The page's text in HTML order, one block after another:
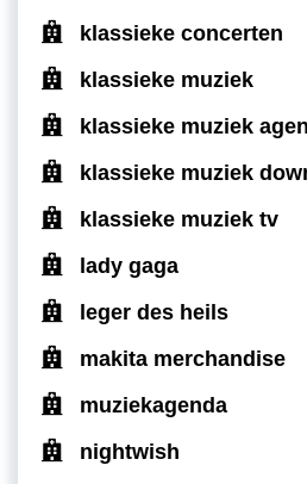
klassieke concerten
klassieke muziek
klassieke muziek
klassieke muziek
klassieke muziek tv
lady gaga
leger des heils
makita merchandise
muziekagenda
nightwish